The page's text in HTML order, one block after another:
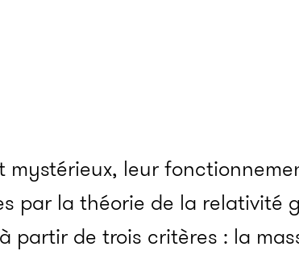
mystérieux, leur
par la théorie de la relativité
partir de trois critères : la